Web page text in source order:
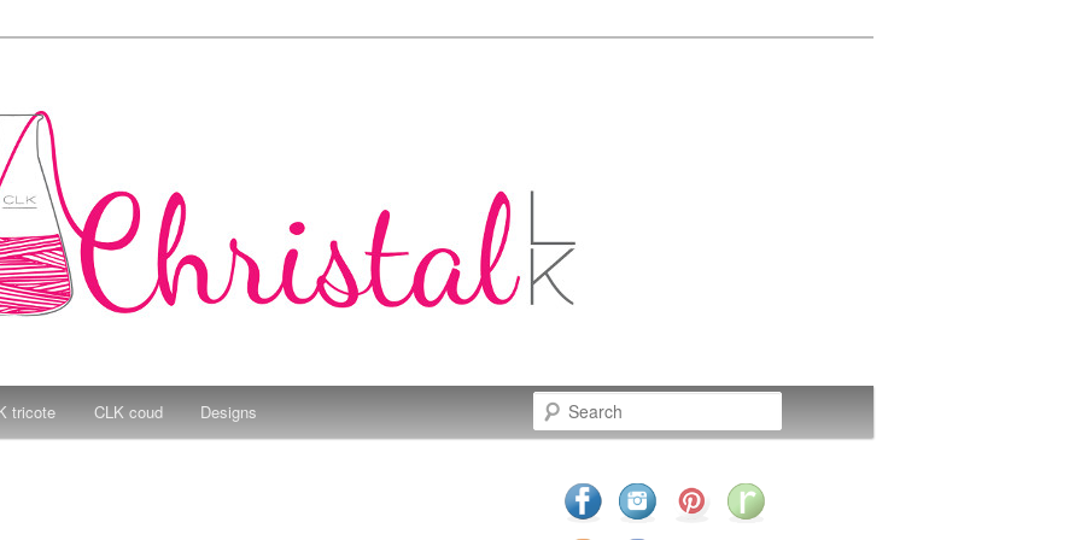
tricote CLK coud Designs